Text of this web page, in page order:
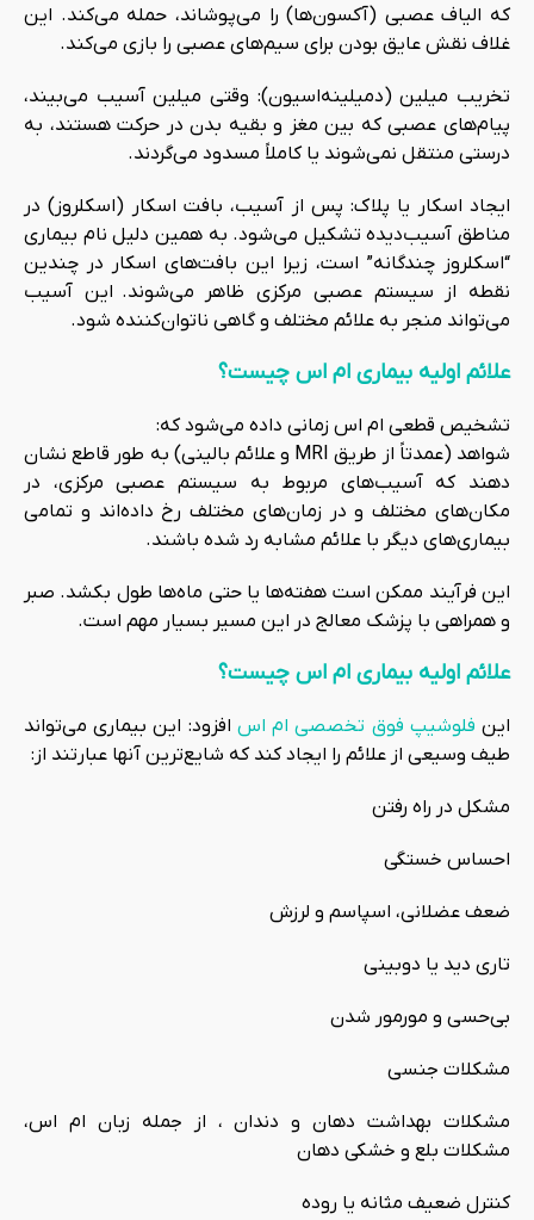
که الیاف عصبی (آکسون‌ها) را می‌پوشاند، حمله می‌کند. این
غلاف نقش عایق بودن برای سیم‌های عصبی را بازی می‌کند.
تخریب میلین (دمیلینه‌اسیون): وقتی میلین آسیب می‌بیند،
پیام‌های عصبی که بین مغز و بقیه بدن در حرکت هستند، به
درستی منتقل نمی‌شوند یا کاملاً مسدود می‌گردند.
ایجاد اسکار یا پلاک: پس از آسیب، بافت اسکار (اسکلروز) در
مناطق آسیب‌دیده تشکیل می‌شود. به همین دلیل نام بیماری
“اسکلروز چندگانه” است، زیرا این بافت‌های اسکار در چندین
نقطه از سیستم عصبی مرکزی ظاهر می‌شوند. این آسیب
می‌تواند منجر به علائم مختلف و گاهی ناتوان‌کننده شود.
علائم اولیه بیماری ام اس چیست؟
تشخیص قطعی ام اس زمانی داده می‌شود که:
شواهد (عمدتاً از طریق MRI و علائم بالینی) به طور قاطع نشان
دهند که آسیب‌های مربوط به سیستم عصبی مرکزی، در
مکان‌های مختلف و در زمان‌های مختلف رخ داده‌اند و تمامی
بیماری‌های دیگر با علائم مشابه رد شده باشند.
این فرآیند ممکن است هفته‌ها یا حتی ماه‌ها طول بکشد. صبر
و همراهی با پزشک معالج در این مسیر بسیار مهم است.
علائم اولیه بیماری ام اس چیست؟
این فلوشیپ فوق تخصصی ام اس افزود: این بیماری می‌تواند
طیف وسیعی از علائم را ایجاد کند که شایع‌ترین آنها عبارتند از:
مشکل در راه رفتن
احساس خستگی
ضعف عضلانی، اسپاسم و لرزش
تاری دید یا دوبینی
بی‌حسی و مورمور شدن
مشکلات جنسی
مشکلات بهداشت دهان و دندان ، از جمله زبان ام اس،
مشکلات بلع و خشکی دهان
کنترل ضعیف مثانه یا روده